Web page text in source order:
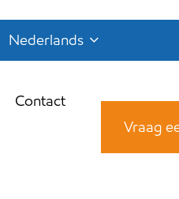
Nederlands
Contact
Vraag